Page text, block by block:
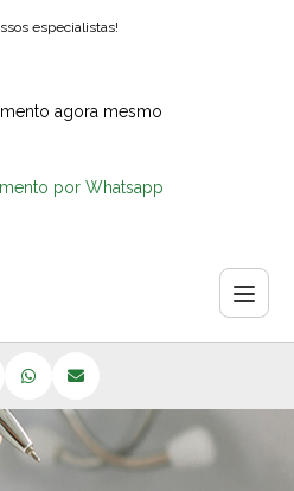
especialistas!
agora mesmo
por Whatsapp